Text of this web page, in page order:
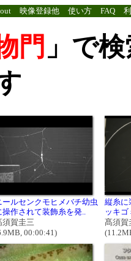
映像登録他 使い方 FAQ
門 」で
ールセンクモヒメバチ幼虫
操作されて装飾糸を発..
須賀圭三
00:00:41)
縦糸に
ッキゴ
髙須賀